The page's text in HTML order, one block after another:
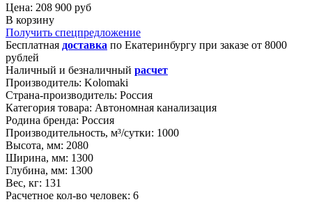
Цена: 208 900 руб
В корзину
Получить спецпредложение
Бесплатная доставка по Екатеринбургу при заказе от 8000
рублей
Наличный и безналичный расчет
Производитель: Kolomaki
Страна-производитель: Россия
Категория товара: Автономная канализация
Родина бренда: Россия
Производительность, м³/сутки: 1000
Высота, мм: 2080
Ширина, мм: 1300
Глубина, мм: 1300
Вес, кг: 131
Расчетное кол-во человек: 6